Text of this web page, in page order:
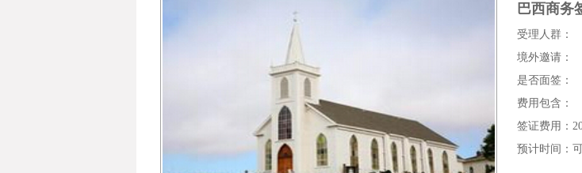
巴西商务
受理人群：
境外邀请：
是否面签：
费用包含：
签证费用：
预计时间：